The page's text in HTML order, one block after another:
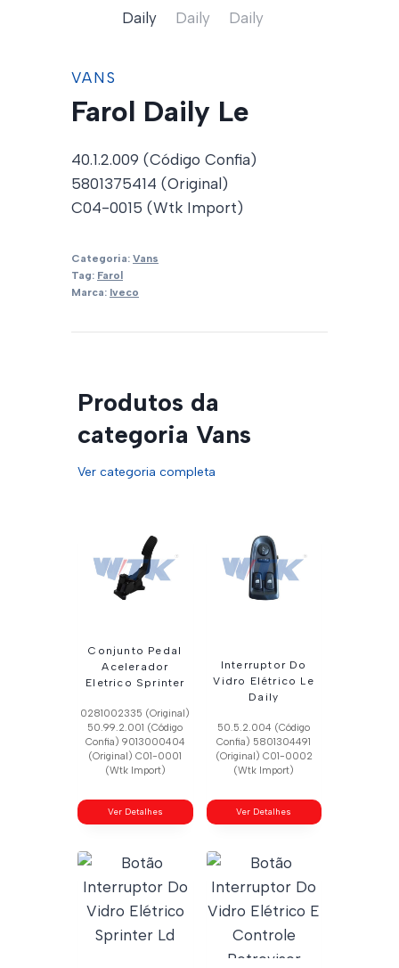
VANS
Farol Daily Le
40.1.2.009 (Código Confia)
5801375414 (Original)
C04-0015 (Wtk Import)
Categoria: Vans
Tag: Farol
Marca: Iveco
Produtos da
categoria Vans
Ver categoria completa
Conjunto Pedal
Acelerador
Eletrico Sprinter
0281002335 (Original)
50.99.2.001 (Código
Confia) 9013000404
(Original) C01-0001
(Wtk Import)
Ver Detalhes
Interruptor Do
Vidro Elétrico Le
Daily
50.5.2.004 (Código
Confia) 5801304491
(Original) C01-0002
(Wtk Import)
Ver Detalhes